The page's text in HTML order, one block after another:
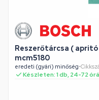
Reszerőtárcsa (
mcm5180
eredeti (gyári) minőség•
Készleten: 1 db, 24-72